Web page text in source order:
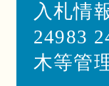
入札情
24983
木等管